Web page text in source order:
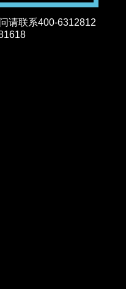
请联系400-6312812